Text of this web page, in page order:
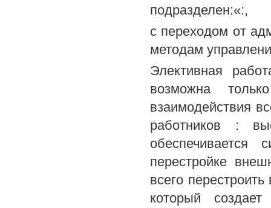
подразделен:«:,
с переходом от
методам
Элективная
возможна
взаимодействия
работников :
обеспечивается
перестройке
всего
который